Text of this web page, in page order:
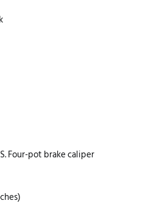
Four-pot brake caliper